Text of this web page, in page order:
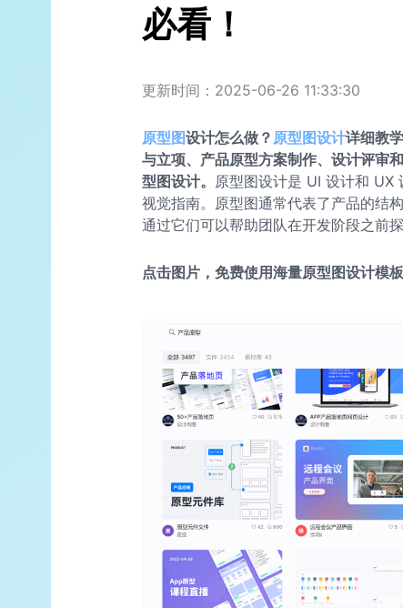
必看！
更新时间：2025-06-26 11:33:30
原型图设计怎么做？ 原型图设计详细教
与立项、产品原型方案制作、设计评审
型图设计。 原型图设计是 UI 设计和 UX
视觉指南。原型图通常代表了产品的结
通过它们可以帮助团队在开发阶段之前
点击图片，免费使用海量原型图设计模